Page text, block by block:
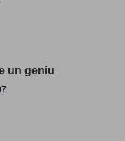
un geniu